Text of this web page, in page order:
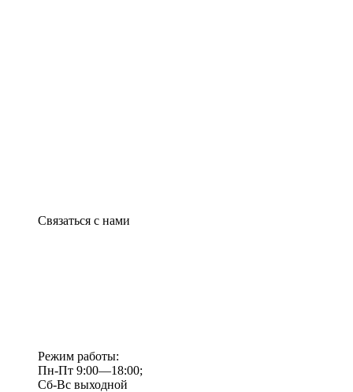
Связаться с нами
Режим работы:
Пн-Пт 9:00—18:00;
Сб-Вс выходной